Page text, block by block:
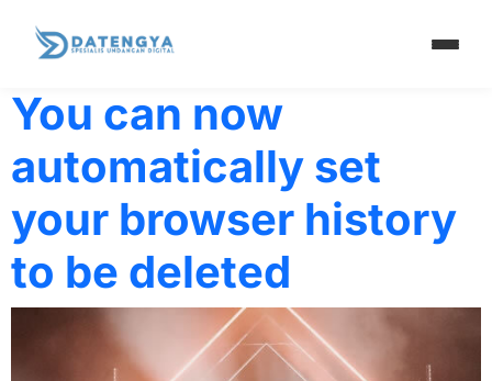
Tag:Video
You can now
automatically set
your browser history
to be deleted